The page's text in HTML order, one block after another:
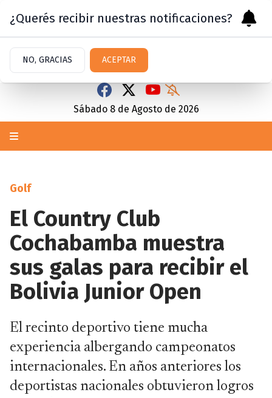
Sábado 8 de Agosto de 2026
Golf
El Country Club
Cochabamba muestra
sus galas para recibir el
Bolivia Junior Open
El recinto deportivo tiene mucha
experiencia albergando campeonatos
internacionales. En años anteriores los
deportistas nacionales obtuvieron logros
¿Querés recibir nuestras notificaciones?
NO, GRACIAS ACEPTAR